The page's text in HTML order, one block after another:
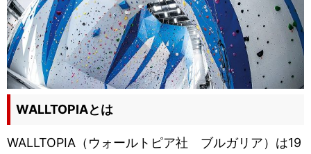
WALLTOPIAとは
WALLTOPIA（ウォールトピア社 ブルガリア）は19